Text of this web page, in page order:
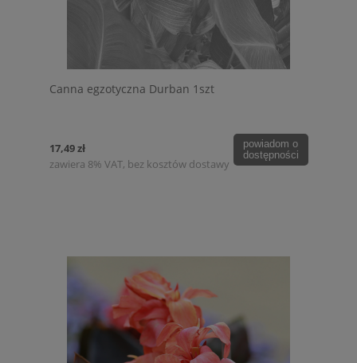
Canna egzotyczna Durban 1szt
17,49 zł
zawiera 8% VAT, bez kosztów dostawy
powiadom o
dostępności